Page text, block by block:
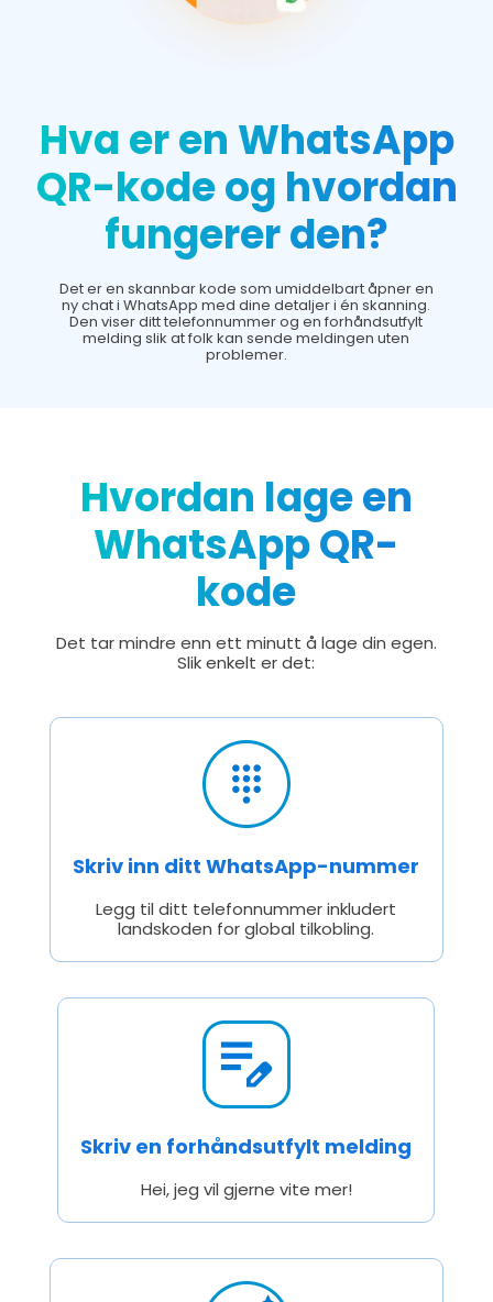
Hva er en WhatsApp
QR-kode og hvordan
fungerer den?
Det er en skannbar kode som umiddelbart åpner en
ny chat i WhatsApp med dine detaljer i én skanning.
Den viser ditt telefonnummer og en forhåndsutfylt
melding slik at folk kan sende meldingen uten
problemer.
Hvordan lage en
WhatsApp QR-
kode
Det tar mindre enn ett minutt å lage din egen.
Slik enkelt er det:
Skriv inn ditt WhatsApp-nummer
Legg til ditt telefonnummer inkludert
landskoden for global tilkobling.
Skriv en forhåndsutfylt melding
Hei, jeg vil gjerne vite mer!